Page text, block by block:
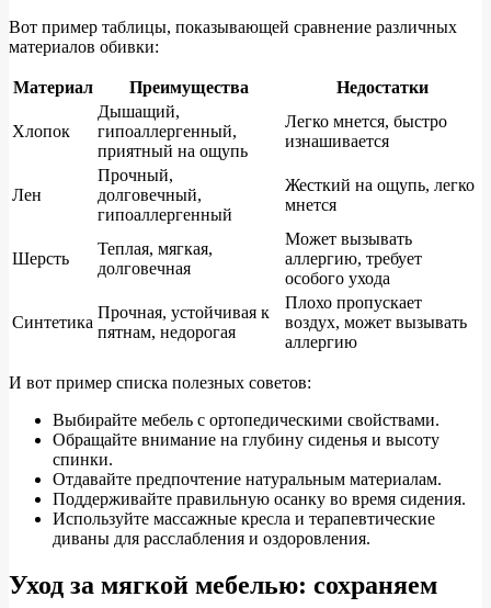
Вот пример таблицы, показывающей сравнение различных
материалов обивки:
Материал Преимущества Недостатки
Хлопок
Дышащий,
гипоаллергенный,
приятный на ощупь
Легко мнется, быстро
изнашивается
Лен
Прочный,
долговечный,
гипоаллергенный
Жесткий на ощупь, легко
мнется
Шерсть
Теплая, мягкая,
долговечная
Может вызывать
аллергию, требует
особого ухода
Синтетика
Прочная, устойчивая к
пятнам, недорогая
Плохо пропускает
воздух, может вызывать
аллергию
И вот пример списка полезных советов:
Выбирайте мебель с ортопедическими свойствами.
Обращайте внимание на глубину сиденья и высоту
спинки.
Отдавайте предпочтение натуральным материалам.
Поддерживайте правильную осанку во время сидения.
Используйте массажные кресла и терапевтические
диваны для расслабления и оздоровления.
Уход за мягкой мебелью: сохраняем